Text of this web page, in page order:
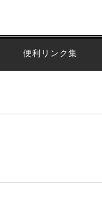
便利リンク集